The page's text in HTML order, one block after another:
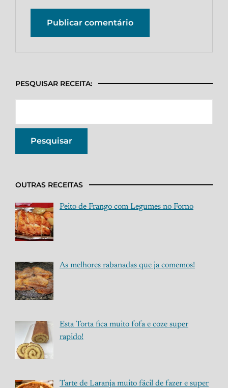
PESQUISAR RECEITA:
OUTRAS RECEITAS
Peito de Frango com Legumes no Forno
As melhores rabanadas que ja comemos!
Esta Torta fica muito fofa e coze super
rapido!
Tarte de Laranja muito fácil de fazer e super